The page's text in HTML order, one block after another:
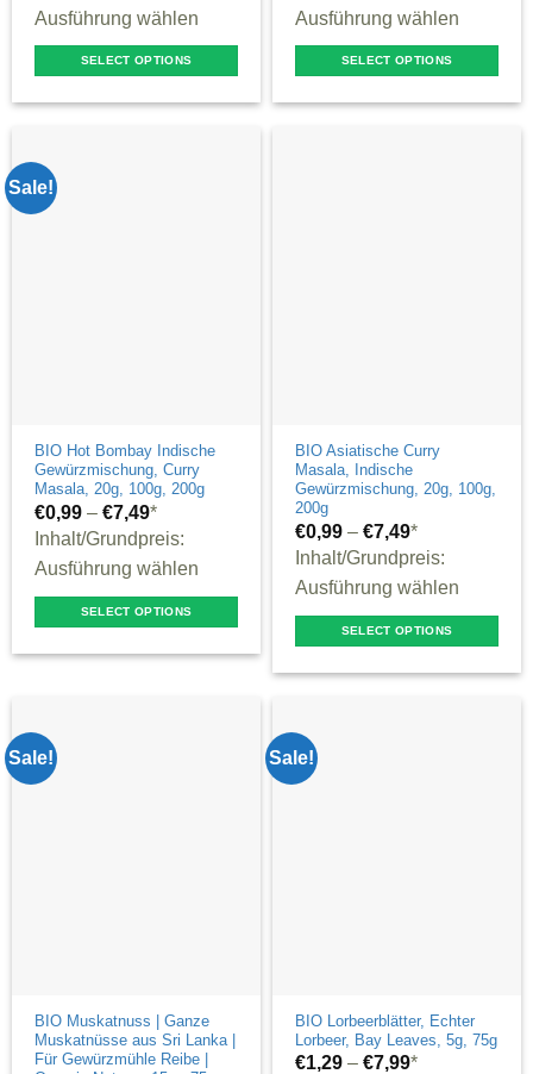
Ausführung wählen
SELECT OPTIONS
multiple
variants.
product
page
Ausführung wählen
SELECT OPTIONS
product
page
Sale!
BIO Hot Bombay Indische
Gewürzmischung, Curry
Masala, 20g, 100g, 200g
€0,99 –€7,49*
Inhalt/Grundpreis:
Ausführung wählen
SELECT OPTIONS
multiple
variants.
The
page
BIO Asiatische Curry
Masala, Indische
Gewürzmischung, 20g, 100g,
200g
€0,99 –€7,49*
Inhalt/Grundpreis:
Ausführung wählen
SELECT OPTIONS
multiple
variants.
product
page
Sale!
BIO Muskatnuss | Ganze
Muskatnüsse aus Sri Lanka |
Für Gewürzmühle Reibe |
Sale!
BIO Lorbeerblätter, Echter
Lorbeer, Bay Leaves, 5g, 75g
€1,29 –€7,99*